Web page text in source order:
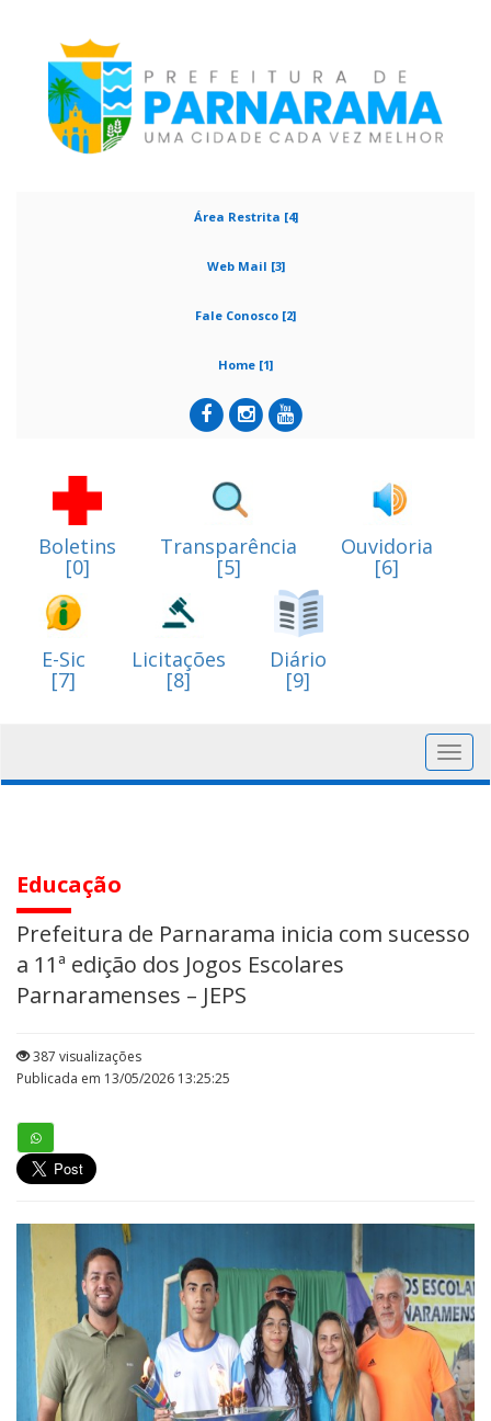
Área Restrita [4]
Web Mail [3]
Fale Conosco [2]
Home [1]
Boletins
[0]
Transparência
[5]
Ouvidoria
[6]
E-Sic
[7]
Licitações
[8]
Diário
[9]
Educação
Prefeitura de Parnarama inicia com sucesso
a 11ª edição dos Jogos Escolares
Parnaramenses – JEPS
387 visualizações
Publicada em 13/05/2026 13:25:25